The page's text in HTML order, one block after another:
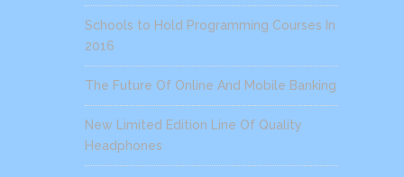
Schools to Hold Programming Courses In
2016
The Future Of Online And Mobile Banking
New Limited Edition Line Of Quality
Headphones